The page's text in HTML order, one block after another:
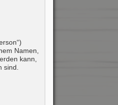
Namen,
kann,
sind.